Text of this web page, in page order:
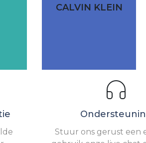
CALVIN KLEIN
Stuur ons gerust een